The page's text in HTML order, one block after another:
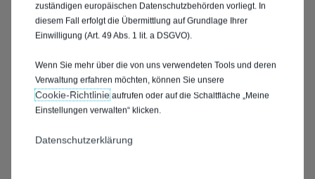
zuständigen europäischen Datenschutzbehörden vorliegt. In
diesem Fall erfolgt die Übermittlung auf Grundlage Ihrer
Einwilligung (Art. 49 Abs. 1 lit. a DSGVO).
Wenn Sie mehr über die von uns verwendeten Tools und deren
Verwaltung erfahren möchten, können Sie unsere
Cookie‑Richtlinieaufrufen oder auf die Schaltfläche „Meine
Einstellungen verwalten“ klicken.
Datenschutzerklärung